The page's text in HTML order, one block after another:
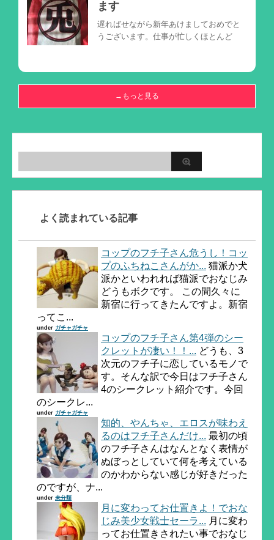
ます
遅ればせながら新年あけましておめでと
うございます。仕事が忙しくほとんど
→もっと見る
よく読まれている記事
コップのフチ子さん危うし！コッ
プのふちねこさんがか... 猫派か犬
派かといわれれば猫派でおなじみ
どうもボクです。 この間久々に
新宿に行ってきたんですよ。新宿
ってこ...
under ガチャガチャ
コップのフチ子さん第4弾のシー
クレットが凄い！！... どうも、3
次元のフチ子に恋しているモノで
す。そんな訳で今日はフチ子さん
4のシークレット紹介です。今回
のシークレ...
under ガチャガチャ
知的、やんちゃ、エロスが味わえ
るのはフチ子さんだけ... 最初の頃
のフチ子さんはなんとなく表情が
ぬぼっとしていて何を考えている
のかわからない感じが好きだった
のですが、ナ...
under 未分類
月に変わってお仕置きよ！でおな
じみ美少女戦士セーラ... 月に変わ
ってお仕置きされたい事でおなじ